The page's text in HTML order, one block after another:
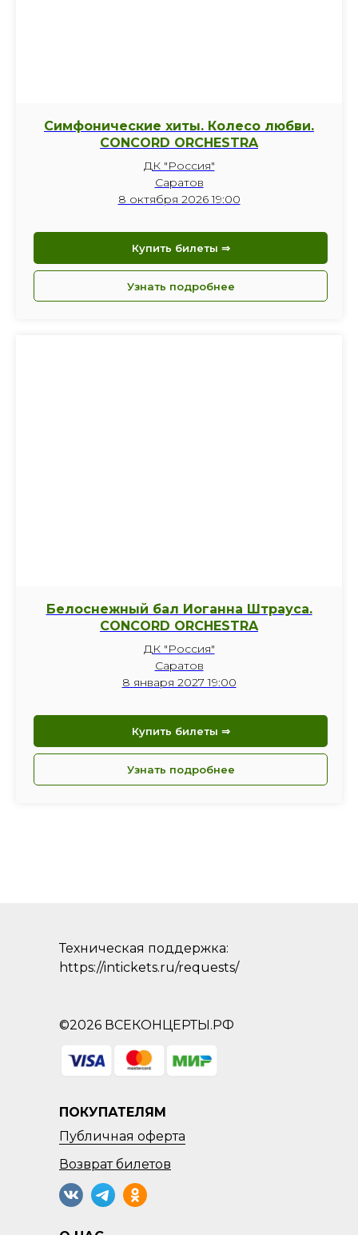
Симфонические хиты. Колесо любви.
CONCORD ORCHESTRA
ДК "Россия"
Саратов
8 октября 2026 19:00
Купить билеты ⇒
Узнать подробнее
Белоснежный бал Иоганна Штрауса.
CONCORD ORCHESTRA
ДК "Россия"
Саратов
8 января 2027 19:00
Купить билеты ⇒
Узнать подробнее
Техническая поддержка:
https://intickets.ru/requests/
©2026 ВСЕКОНЦЕРТЫ.РФ
ПОКУПАТЕЛЯМ
Публичная оферта
Возвратбилетов